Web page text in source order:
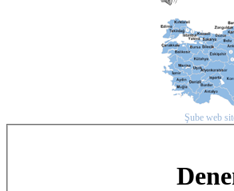
Şube web